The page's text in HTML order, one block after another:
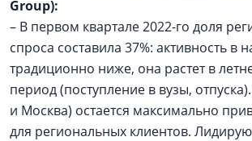
Group):
– В первом квартале 2022-го доля
спроса составила 37%: активность в
традиционно ниже, она растет в
период (поступление в вузы,
и Москва) остается максимально
для региональных клиентов.